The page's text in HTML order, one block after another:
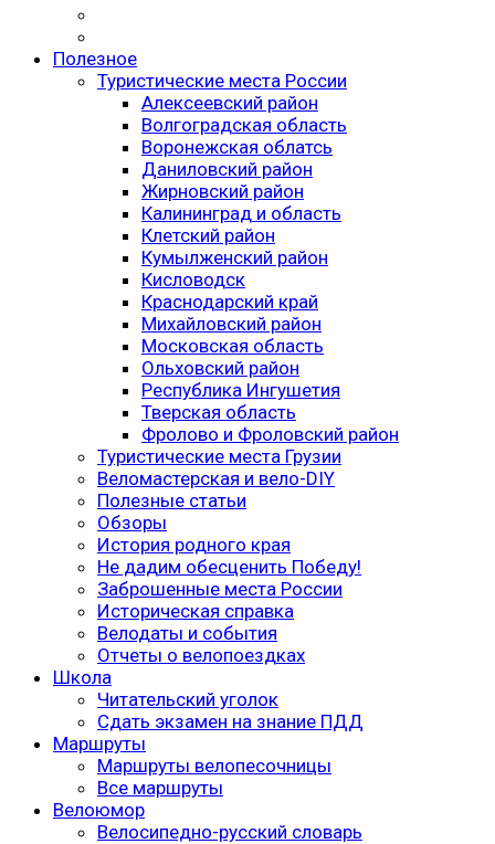
Полезное
Туристические места России
Алексеевский район
Волгоградская облаcть
Воронежская облатсь
Даниловский район
Жирновский район
Калининград и область
Клетский район
Кумылженский район
Кисловодск
Краснодарский край
Михайловский район
Московская область
Ольховский район
Республика Ингушетия
Тверская область
Фролово и Фроловский район
Туристические места Грузии
Веломастерская и вело-DIY
Полезные статьи
Обзоры
История родного края
Не дадим обесценить Победу!
Заброшенные места России
Историческая справка
Велодаты и события
Отчеты о велопоездках
Школа
Читательский уголок
Сдать экзамен на знание ПДД
Маршруты
Маршруты велопесочницы
Все маршруты
Велоюмор
Велосипедно-русский словарь